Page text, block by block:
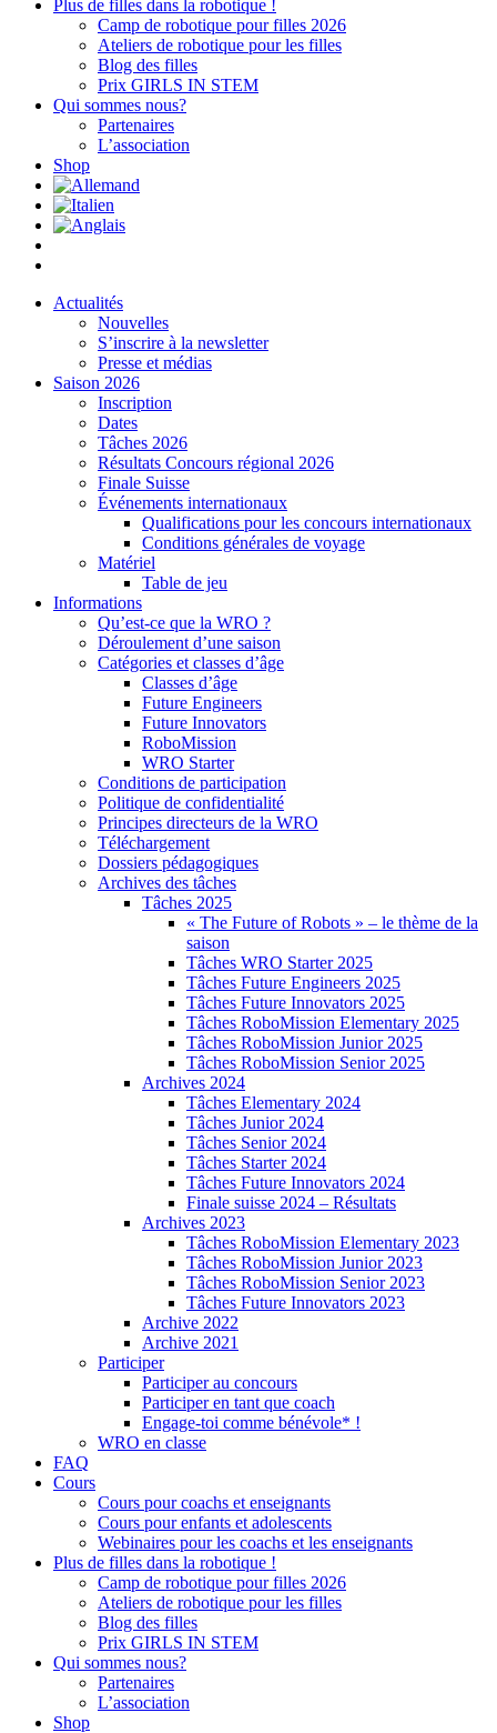
Plus de filles dans la robotique !
Camp de robotique pour filles 2026
Ateliers de robotique pour les filles
Blog des filles
Prix GIRLS IN STEM
Qui sommes nous?
Partenaires
L’association
Shop
Actualités
Nouvelles
S’inscrire à la newsletter
Presse et médias
Saison 2026
Inscription
Dates
Tâches 2026
Résultats Concours régional 2026
Finale Suisse
Événements internationaux
Qualifications pour les concours internationaux
Conditions générales de voyage
Matériel
Table de jeu
Informations
Qu’est-ce que la WRO ?
Déroulement d’une saison
Catégories et classes d’âge
Classes d’âge
Future Engineers
Future Innovators
RoboMission
WRO Starter
Conditions de participation
Politique de confidentialité
Principes directeurs de la WRO
Téléchargement
Dossiers pédagogiques
Archives des tâches
Tâches 2025
« The Future of Robots » – le thème de la
saison
Tâches WRO Starter 2025
Tâches Future Engineers 2025
Tâches Future Innovators 2025
Tâches RoboMission Elementary 2025
Tâches RoboMission Junior 2025
Tâches RoboMission Senior 2025
Archives 2024
Tâches Elementary 2024
Tâches Junior 2024
Tâches Senior 2024
Tâches Starter 2024
Tâches Future Innovators 2024
Finale suisse 2024 – Résultats
Archives 2023
Tâches RoboMission Elementary 2023
Tâches RoboMission Junior 2023
Tâches RoboMission Senior 2023
Tâches Future Innovators 2023
Archive 2022
Archive 2021
Participer
Participer au concours
Participer en tant que coach
Engage-toi comme bénévole* !
WRO en classe
FAQ
Cours
Cours pour coachs et enseignants
Cours pour enfants et adolescents
Webinaires pour les coachs et les enseignants
Plus de filles dans la robotique !
Camp de robotique pour filles 2026
Ateliers de robotique pour les filles
Blog des filles
Prix GIRLS IN STEM
Qui sommes nous?
Partenaires
L’association
Shop